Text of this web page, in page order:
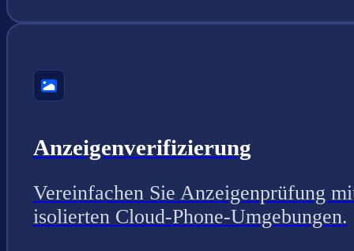
Anzeigenverifizierung
Vereinfachen Sie Anzeigenprüfung
isolierten Cloud-Phone-Umgebungen.